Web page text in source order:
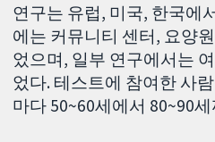
연구는 유럽, 미국, 한국에
에는 커뮤니티 센터, 요양
었으며, 일부 연구에서는
었다. 테스트에 참여한 사
마다 50~60세에서 80~90